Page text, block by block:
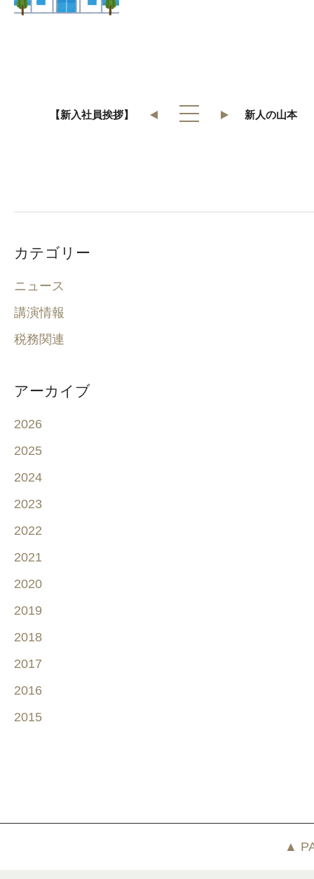
【新入社員挨拶】 新人の山本
カテゴリー
ニュース
講演情報
税務関連
アーカイブ
2026
2025
2024
2023
2022
2021
2020
2019
2018
2017
2016
2015
▲